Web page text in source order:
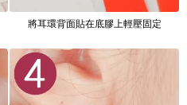
將耳環背面貼在底膠上輕壓固定